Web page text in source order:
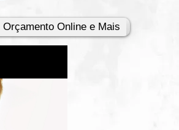
Orçamento Online e Mais